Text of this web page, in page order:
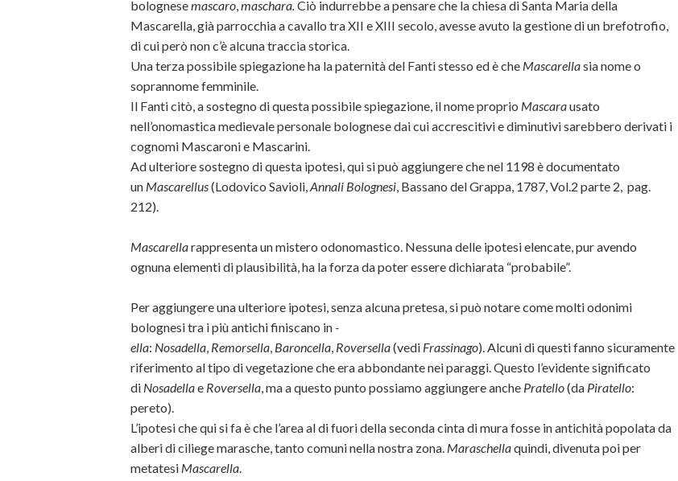
bolognesemascaro,maschara.Ciò indurrebbe a pensare che la chiesa di Santa Maria della
Mascarella, già parrocchia a cavallo tra XII e XIII secolo, avesse avuto la gestione di un brefotrofio,
di cui però non c’è alcuna traccia storica.
Una terza possibile spiegazione ha la paternità del Fanti stesso ed è che Mascarellasia nome o
soprannome femminile.
Il Fanti citò, a sostegno di questa possibile spiegazione, il nome proprio Mascarausato
nell’onomastica medievale personale bolognese dai cui accrescitivi e diminutivi sarebbero derivati i
cognomi Mascaroni e Mascarini.
Ad ulteriore sostegno di questa ipotesi, qui si può aggiungere che nel 1198 è documentato
un Mascarellus(Lodovico Savioli,Annali Bolognesi, Bassano del Grappa, 1787, Vol.2 parte 2, pag.
212).
Mascarellarappresenta un mistero odonomastico. Nessuna delle ipotesi elencate, pur avendo
ognuna elementi di plausibilità, ha la forza da poter essere dichiarata “probabile”.
Per aggiungere una ulteriore ipotesi, senza alcuna pretesa, si può notare come molti odonimi
bolognesi tra i più antichi finiscano in-
ella: Nosadella, Remorsella, Baroncella, Roversella(vedi Frassinago). Alcuni di questi fanno sicuramente
riferimento al tipo di vegetazione che era abbondante nei paraggi. Questo l’evidente significato
di Nosadellae Roversella, ma a questo punto possiamo aggiungere anche Pratello(da Piratello:
pereto).
L’ipotesi che qui si fa è che l’area al di fuori della seconda cinta di mura fosse in antichità popolata da
alberi di ciliege marasche, tanto comuni nella nostra zona. Maraschellaquindi, divenuta poi per
metatesi Mascarella.